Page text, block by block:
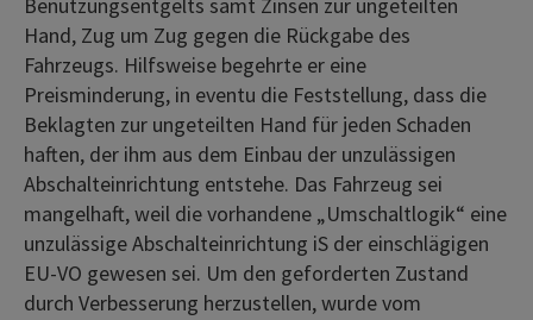
Hand, Zug um Zug gegen die Rückgabe des
Fahrzeugs. Hilfsweise begehrte er eine
Preisminderung, in eventu die Feststellung, dass die
Beklagten zur ungeteilten Hand für jeden Schaden
haften, der ihm aus dem Einbau der unzulässigen
Abschalteinrichtung entstehe. Das Fahrzeug sei
mangelhaft, weil die vorhandene „Umschaltlogik“ eine
unzulässige Abschalteinrichtung iS der einschlägigen
EU-VO gewesen sei. Um den geforderten Zustand
durch Verbesserung herzustellen, wurde vom